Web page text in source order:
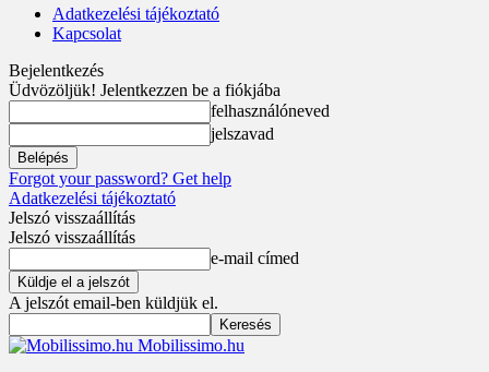
Adatkezelési tájékoztató
Kapcsolat
Bejelentkezés
Üdvözöljük! Jelentkezzen be a fiókjába
felhasználóneved
jelszavad
Forgot your password? Get help
Adatkezelési tájékoztató
Jelszó visszaállítás
Jelszó visszaállítás
e-mail címed
A jelszót email-ben küldjük el.
Mobilissimo.hu